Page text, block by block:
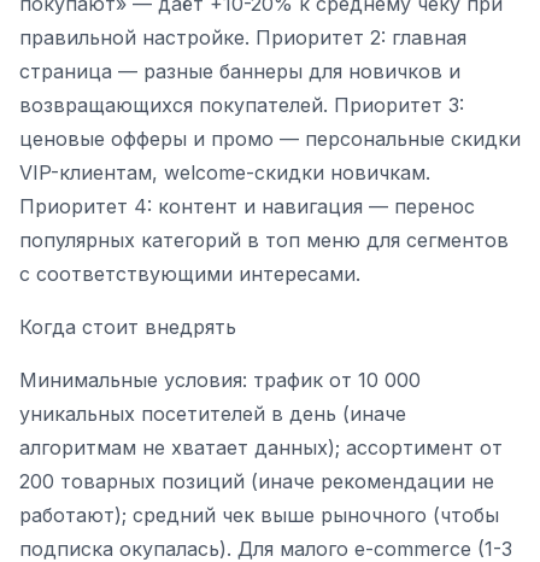
правильной настройке. Приоритет 2: главная
страница — разные баннеры для новичков и
возвращающихся покупателей. Приоритет 3:
ценовые офферы и промо — персональные скидки
VIP-клиентам, welcome-скидки новичкам.
Приоритет 4: контент и навигация — перенос
популярных категорий в топ меню для сегментов
с соответствующими интересами.
Когда стоит внедрять
Минимальные условия: трафик от 10 000
уникальных посетителей в день (иначе
алгоритмам не хватает данных); ассортимент от
200 товарных позиций (иначе рекомендации не
работают); средний чек выше рыночного (чтобы
подписка окупалась). Для малого e-commerce (1-3